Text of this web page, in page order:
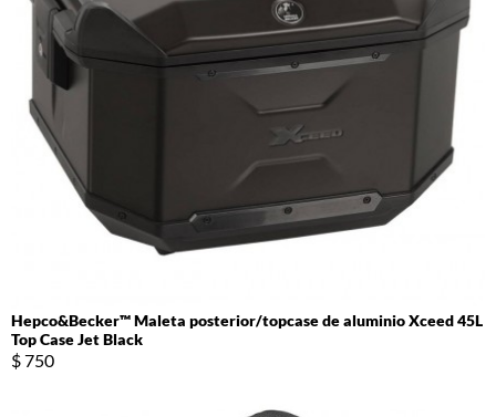
Hepco&Becker™ Maleta posterior/topcase de aluminio Xceed 45L
Top Case Jet Black
$ 750